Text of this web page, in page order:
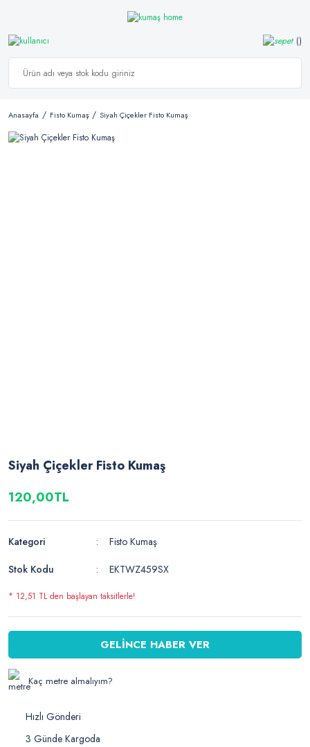
Anasayfa Fisto Kumaş Siyah Çiçekler Fisto Kumaş
Siyah Çiçekler Fisto Kumaş
120,00TL
Kategori
Fisto Kumaş
Stok Kodu
EKTWZ459SX
* 12,51 TL den başlayan taksitlerle!
GELİNCE HABER VER
Kaç metre almalıyım?
Hızlı Gönderi
3 Günde Kargoda